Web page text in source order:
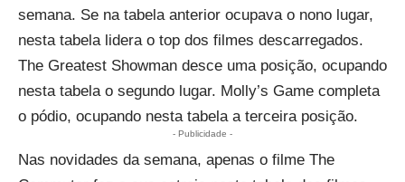
semana. Se na tabela anterior ocupava o nono lugar,
nesta tabela lidera o top dos filmes descarregados.
The Greatest Showman desce uma posição, ocupando
nesta tabela o segundo lugar. Molly’s Game completa
o pódio, ocupando nesta tabela a terceira posição.
- Publicidade -
Nas novidades da semana, apenas o filme The